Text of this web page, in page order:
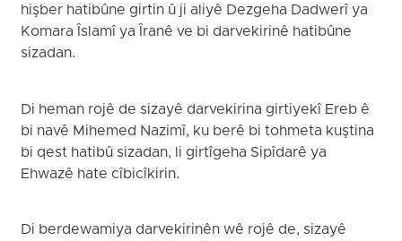
hişber hatibûne girtin û ji aliyê Dezgeha Dadwerî ya
Komara Îslamî ya Îranê ve bi darvekirinê hatibûne
sizadan.
Di heman rojê de sizayê darvekirina girtiyekî Ereb ê
bi navê Mihemed Nazimî, ku berê bi tohmeta kuştina
bi qest hatibû sizadan, li girtîgeha Sipîdarê ya
Ehwazê hate cîbicîkirin.
Di berdewamiya darvekirinên wê rojê de, sizayê